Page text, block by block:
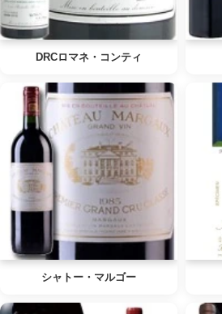
DRCロマネ・コンティ
シャトー・マルゴー